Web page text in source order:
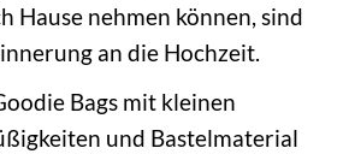
Hause nehmen können, sind
an die Hochzeit.
Bags mit kleinen
und Bastelmaterial